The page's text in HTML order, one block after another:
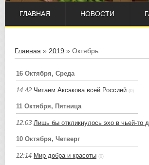
ГЛАВНАЯ НОВОСТИ
Главная » 2019 » Октябрь
16 Октября, Среда
14:42 Читаем Аксакова всей Россией (0)
11 Октября, Пятница
12:03 Лишь бы откликнулось эхо в чьей-то
10 Октября, Четверг
12:14 Мир добра и красоты (0)